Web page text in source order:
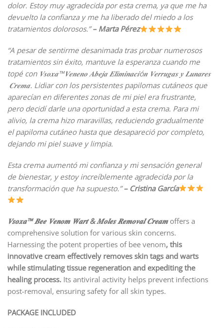
dolor. Estoy muy agradecida por esta crema, ya que me ha
devuelto la confianza y me ha liberado del miedo a los
tratamientos dolorosos.”– Marta Pérez
“A pesar de sentirme desanimada tras probar numerosos
tratamientos sin éxito, mantuve la esperanza cuando me
topé con 𝑽𝒔𝒐𝒙𝒂™𝑽𝒆𝒏𝒆𝒏𝒐 𝑨𝒃𝒆𝒋𝒂 𝑬𝒍𝒊𝒎𝒊𝒏𝒂𝒄𝒊ó𝒏 𝑽𝒆𝒓𝒓𝒖𝒈𝒂𝒔 𝒚 𝑳𝒖𝒏𝒂𝒓𝒆𝒔
𝑪𝒓𝒆𝒎𝒂. Lidiar con los persistentes papilomas cutáneos que
aparecían en diferentes zonas de mi piel era frustrante,
pero decidí darle una oportunidad a esta crema. Para mi
alivio, la crema hizo maravillas, reduciendo gradualmente
el papiloma cutáneo hasta que desapareció por completo,
dejando mi piel suave y limpia.
Esta crema aumentó mi confianza y mi sensación general
de bienestar, y estoy increíblemente agradecida por la
transformación que ha supuesto.”– Cristina García
𝑽𝒔𝒐𝒙𝒂™ 𝑩𝒆𝒆 𝑽𝒆𝒏𝒐𝒎 𝑾𝒂𝒓𝒕 & 𝑴𝒐𝒍𝒆𝒔 𝑹𝒆𝒎𝒐𝒗𝒂𝒍 𝑪𝒓𝒆𝒂𝒎 offers a
comprehensive solution for various skin concerns.
Harnessing the potent properties of bee venom, this
innovative cream effectively removes skin tags and warts
while stimulating tissue regeneration and expediting the
healing process. Its antiviral activity helps prevent infections
post-removal, ensuring safety for all skin types.
PACKAGE INCLUDED